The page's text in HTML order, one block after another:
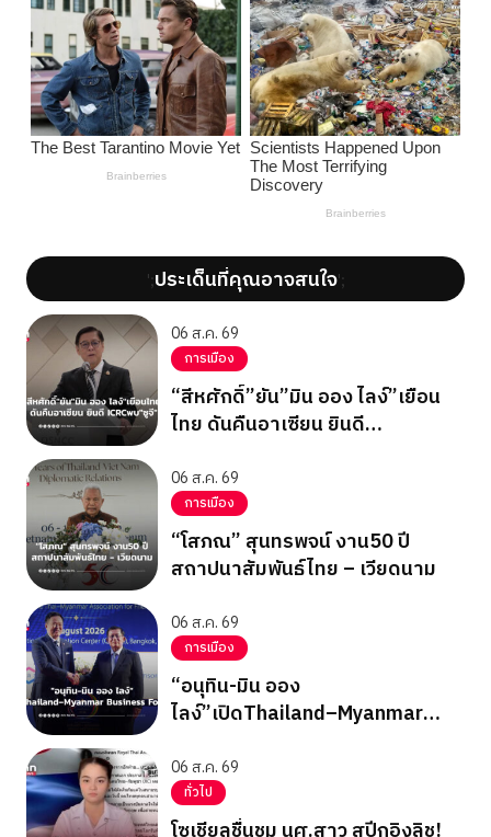
';ประเด็นที่คุณอาจสนใจ';
06 ส.ค. 69
การเมือง
“สีหศักดิ์”ยัน”มิน ออง ไลง์”เยือน
ไทย ดันคืนอาเซียน ยินดี
06 ส.ค. 69
การเมือง
“โสภณ” สุนทรพจน์ งาน50 ปี
สถาปนาสัมพันธ์ไทย – เวียดนาม
06 ส.ค. 69
การเมือง
“อนุทิน-มิน ออง
ไลง์”เปิดThailand–Myanmar
06 ส.ค. 69
ทั่วไป